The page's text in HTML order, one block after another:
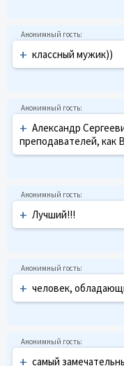
+ классный мужик))
+ Александр
преподавателей, как
+ Лучший!!!
+ человек,
+ самый